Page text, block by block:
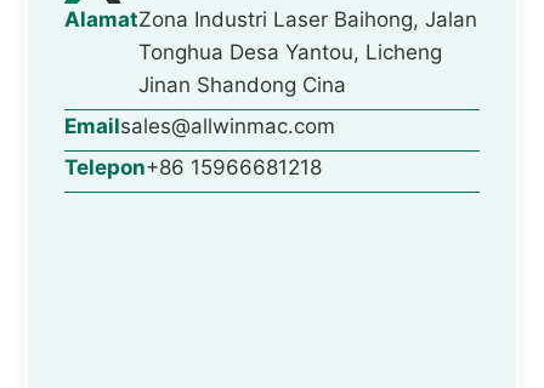
AlamatZona Industri Laser Baihong, Jalan
Tonghua Desa Yantou, Licheng
Jinan Shandong Cina
Emailsales@allwinmac.com
Telepon+86 15966681218